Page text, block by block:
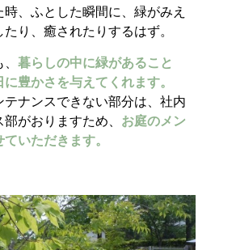
時、ふとした瞬間に、緑がみえ
り、癒されたりするはず。
暮らしの中に緑があること
豊かさを与えてくれます。
テナンスできない部分は、社内
がおりますため、 お庭のメン
いただきます。